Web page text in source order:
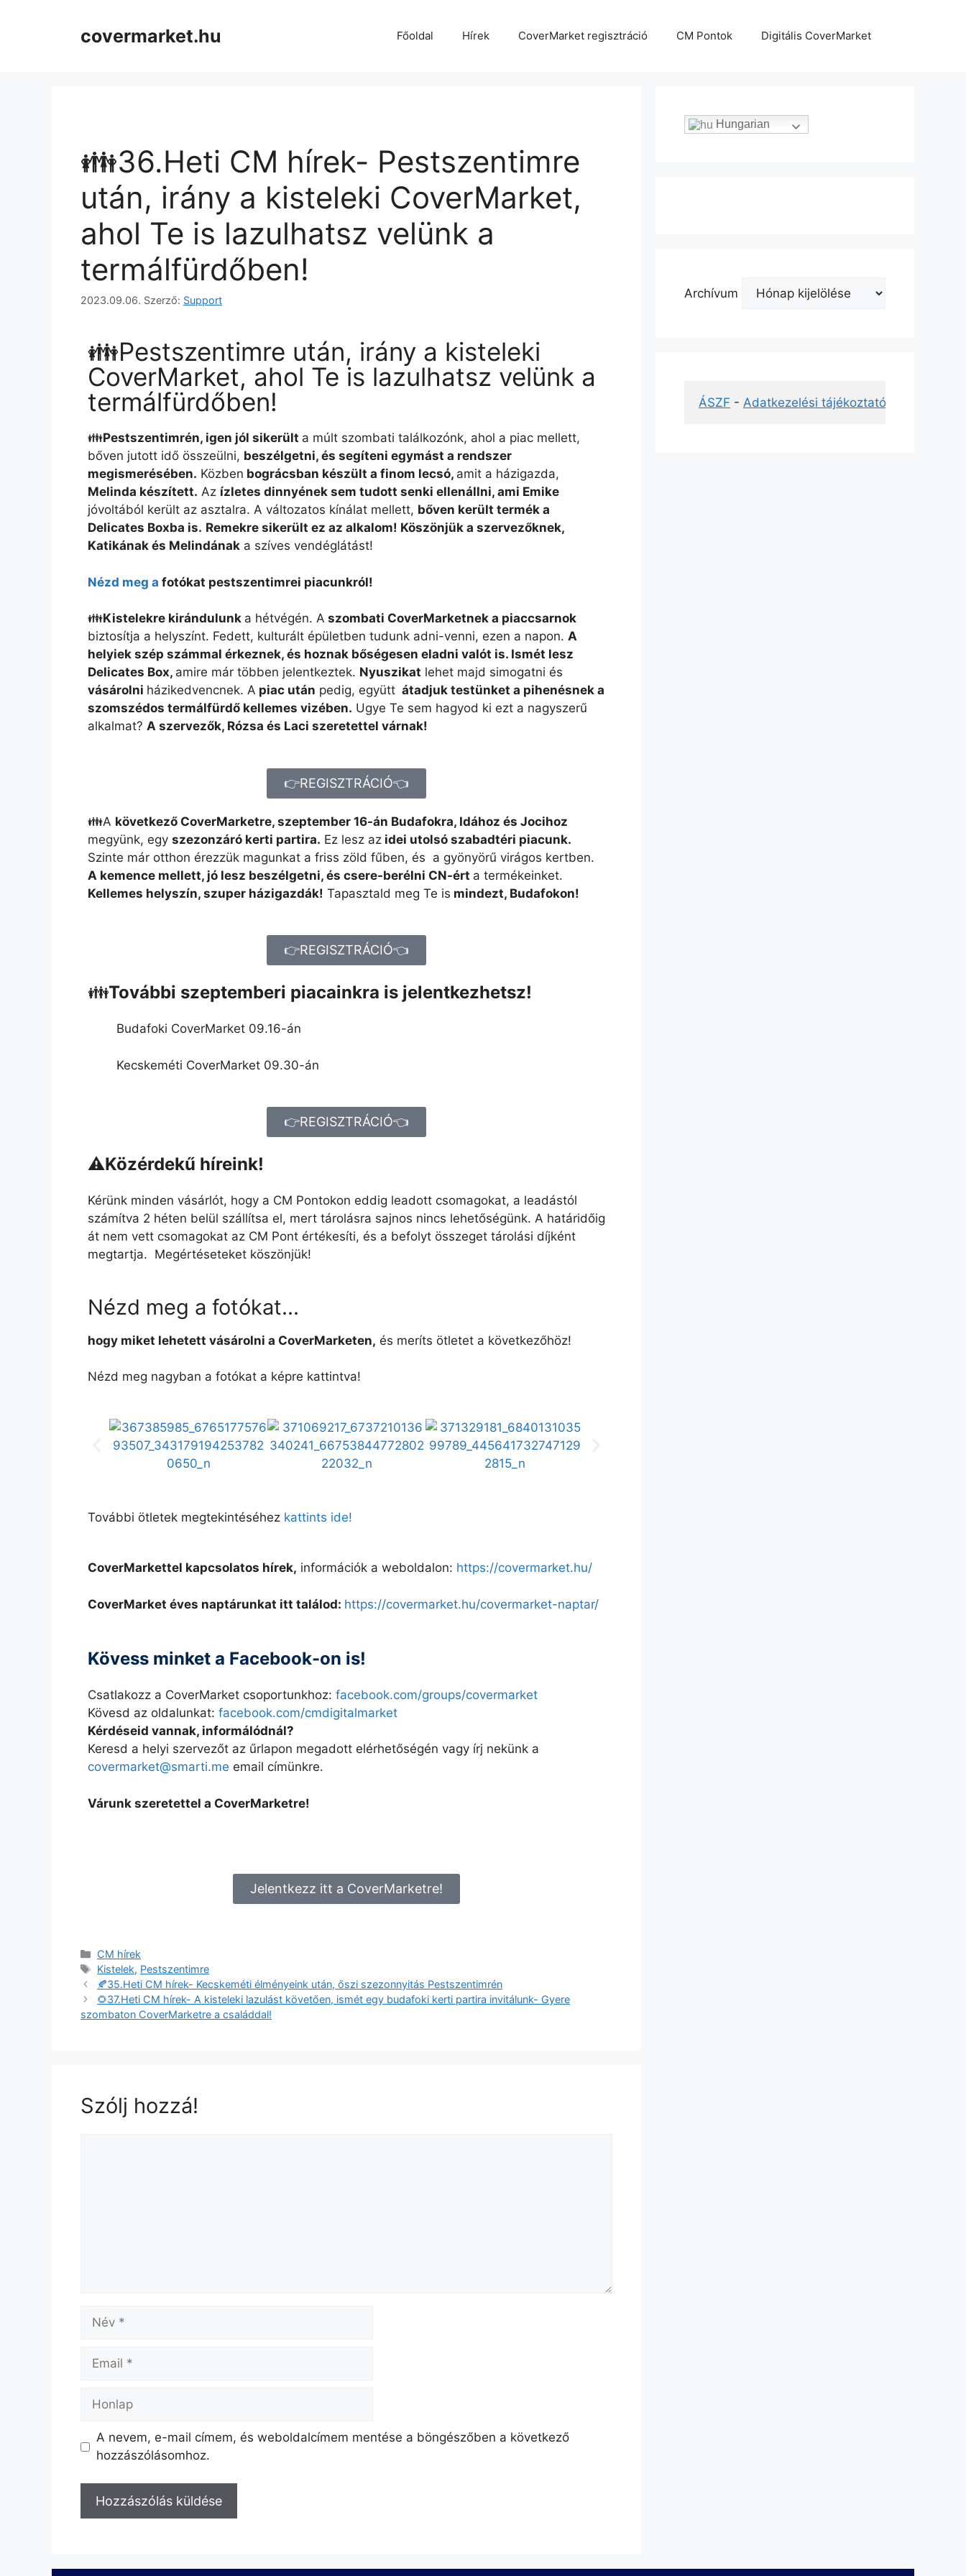
covermarket.hu Főoldal Hírek CoverMarket regisztráció CM Pontok Digitális CoverMarket
👪36.Heti CM hírek- Pestszentimre
után, irány a kisteleki CoverMarket,
ahol Te is lazulhatsz velünk a
termálfürdőben!
2023.09.06. Szerző: Support
👪Pestszentimre után, irány a kisteleki
CoverMarket, ahol Te is lazulhatsz velünk a
termálfürdőben!
👪Pestszentimrén, igen jól sikerült a múlt szombati találkozónk, ahol a piac mellett,
bőven jutott idő összeülni, beszélgetni, és segíteni egymást a rendszer
megismerésében. Közben bográcsban készült a finom lecsó, amit a házigazda,
Melinda készített. Az ízletes dinnyének sem tudott senki ellenállni, ami Emike
jóvoltából került az asztalra. A változatos kínálat mellett, bőven került termék a
Delicates Boxba is. Remekre sikerült ez az alkalom! Köszönjük a szervezőknek,
Katikának és Melindának a szíves vendéglátást!
Nézd meg a fotókat pestszentimrei piacunkról!
👪Kistelekre kirándulunk a hétvégén. A szombati CoverMarketnek a piaccsarnok
biztosítja a helyszínt. Fedett, kulturált épületben tudunk adni-venni, ezen a napon. A
helyiek szép számmal érkeznek, és hoznak bőségesen eladni valót is. Ismét lesz
Delicates Box, amire már többen jelentkeztek. Nyuszikat lehet majd simogatni és
vásárolni házikedvencnek. A piac után pedig, együtt átadjuk testünket a pihenésnek a
szomszédos termálfürdő kellemes vizében. Ugye Te sem hagyod ki ezt a nagyszerű
alkalmat? A szervezők, Rózsa és Laci szeretettel várnak!
👉REGISZTRÁCIÓ👈
👪A következő CoverMarketre, szeptember 16-án Budafokra, Idához és Jocihoz
megyünk, egy szezonzáró kerti partira. Ez lesz az idei utolsó szabadtéri piacunk.
Szinte már otthon érezzük magunkat a friss zöld fűben, és a gyönyörű virágos kertben.
A kemence mellett, jó lesz beszélgetni, és csere-berélni CN-ért a termékeinket.
Kellemes helyszín, szuper házigazdák! Tapasztald meg Te is mindezt, Budafokon!
👉REGISZTRÁCIÓ👈
👪További szeptemberi piacainkra is jelentkezhetsz!
Budafoki CoverMarket 09.16-án
Kecskeméti CoverMarket 09.30-án
👉REGISZTRÁCIÓ👈
⚠️Közérdekű híreink!
Kérünk minden vásárlót, hogy a CM Pontokon eddig leadott csomagokat, a leadástól
számítva 2 héten belül szállítsa el, mert tárolásra sajnos nincs lehetőségünk. A határidőig
át nem vett csomagokat az CM Pont értékesíti, és a befolyt összeget tárolási díjként
megtartja. Megértéseteket köszönjük!
Nézd meg a fotókat...
hogy miket lehetett vásárolni a CoverMarketen, és meríts ötletet a következőhöz!
Nézd meg nagyban a fotókat a képre kattintva!
További ötletek megtekintéséhez kattints ide!
CoverMarkettel kapcsolatos hírek, információk a weboldalon: https://covermarket.hu/
CoverMarket éves naptárunkat itt találod: https://covermarket.hu/covermarket-naptar/
Kövess minket a Facebook-on is!
Csatlakozz a CoverMarket csoportunkhoz: facebook.com/groups/covermarket
Kövesd az oldalunkat: facebook.com/cmdigitalmarket
Kérdéseid vannak, informálódnál?
Keresd a helyi szervezőt az űrlapon megadott elérhetőségén vagy írj nekünk a
covermarket@smarti.me email címünkre.
Várunk szeretettel a CoverMarketre!
Jelentkezz itt a CoverMarketre!
CM hírek
Kistelek, Pestszentimre
🍂35.Heti CM hírek- Kecskeméti élményeink után, őszi szezonnyitás Pestszentimrén
🌻37.Heti CM hírek- A kisteleki lazulást követően, ismét egy budafoki kerti partira invitálunk- Gyere
szombaton CoverMarketre a családdal!
Szólj hozzá!
A nevem, e-mail címem, és weboldalcímem mentése a böngészőben a következő
hozzászólásomhoz.
Hungarian
Archívum
ÁSZF - Adatkezelési tájékoztató